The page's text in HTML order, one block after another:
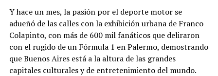
Y hace un mes, la pasión por el deporte motor se
adueñó de las calles con la exhibición urbana de Franco
Colapinto, con más de 600 mil fanáticos que deliraron
con el rugido de un Fórmula 1 en Palermo, demostrando
que Buenos Aires está a la altura de las grandes
capitales culturales y de entretenimiento del mundo.